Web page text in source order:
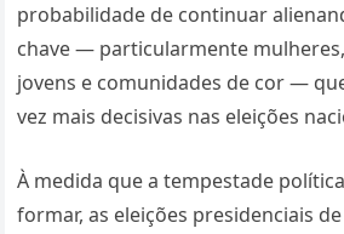
probabilidade de continuar
chave — particularmente
jovens e comunidades de cor —
vez mais decisivas nas eleições
À medida que a tempestade
formar, as eleições presidenciais